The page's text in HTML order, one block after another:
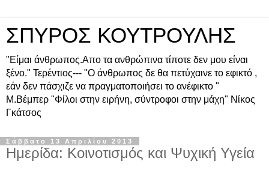
ΣΠΥΡΟΣ ΚΟΥΤΡΟΥΛΗΣ
"Είμαι άνθρωπος.Απο τα ανθρώπινα τίποτε δεν μου είναι
ξένο." Τερέντιος--- "Ο άνθρωπος δε θα πετύχαινε το εφικτό ,
εάν δεν πάσχιζε να πραγματοποιήσει το ανέφικτο "
Μ.Βέμπερ "Φίλοι στην ειρήνη, σύντροφοι στην μάχη" Νίκος
Γκάτσος
Σάββατο 13 Απριλίου 2013
Ημερίδα: Κοινοτισμός και Ψυχική Υγεία